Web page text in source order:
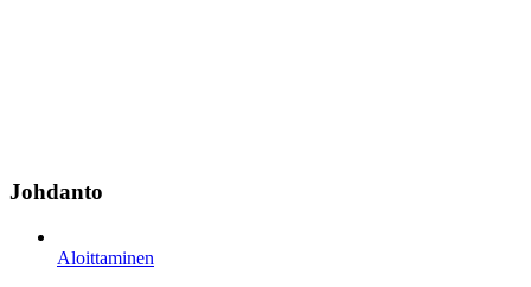
Johdanto
Aloittaminen